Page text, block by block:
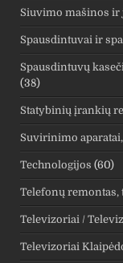
Siuvimo mašinos ir
Spausdintuvai ir
Spausdintuvų
(38)
Statybinių įrankių
Suvirinimo
Technologijos (60)
Telefonų remontas,
Televizoriai /
Televizoriai